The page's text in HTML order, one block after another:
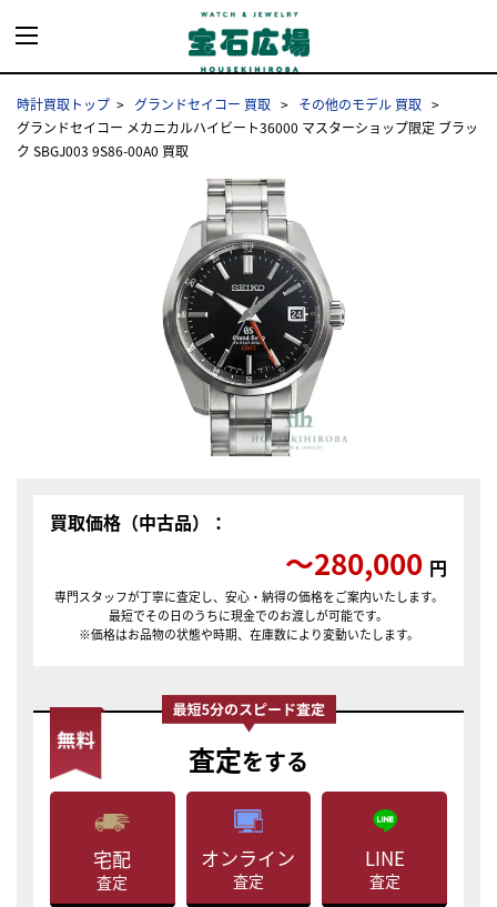
時計買取トップ グランドセイコー 買取
その他のモデル 買取
グランドセイコー メカニカルハイビート36000 マスターショップ限定 ブラッ
ク SBGJ003 9S86-00A0 買取
買取価格（中古品）：
〜280,000 円
専門スタッフが丁寧に査定し、安心・納得の価格をご案内いたします。
最短でその日のうちに現金でのお渡しが可能です。
※価格はお品物の状態や時期、在庫数により変動いたします。
査定をする
宅配
査定
オンライン
査定
LINE
査定